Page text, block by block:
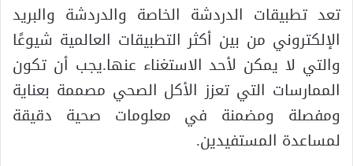
تعد تطبيقات الدردشة الخاصة والدردشة والبريد
الإلكتروني من بين أكثر التطبيقات العالمية شيوعًا
والتي لا يمكن لأحد الاستغناء عنها.يجب أن تكون
الممارسات التي تعزز الأكل الصحي مصممة بعناية
ومفصلة ومضمنة في معلومات صحية دقيقة
لمساعدة المستفيدين.